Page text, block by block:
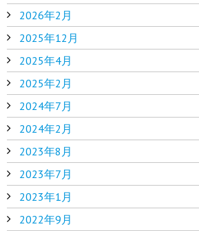
2026年2月
2025年12月
2025年4月
2025年2月
2024年7月
2024年2月
2023年8月
2023年7月
2023年1月
2022年9月